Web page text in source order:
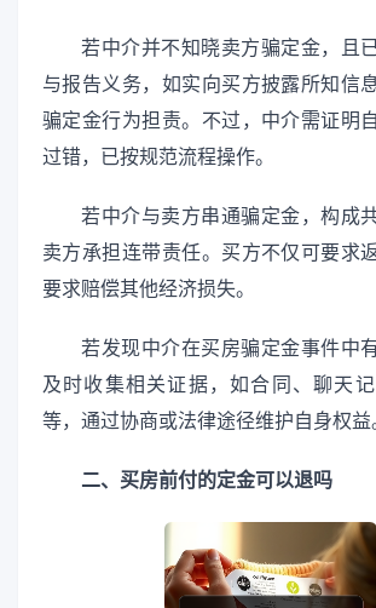
若中介并不知晓卖方骗定金，且
与报告义务，如实向买方披露所知信
骗定金行为担责。不过，中介需证明
过错，已按规范流程操作。
若中介与卖方串通骗定金，构成
卖方承担连带责任。买方不仅可要求
要求赔偿其他经济损失。
若发现中介在买房骗定金事件中
及时收集相关证据，如合同、聊天
等，通过协商或法律途径维护自身权益
二、买房前付的定金可以退吗